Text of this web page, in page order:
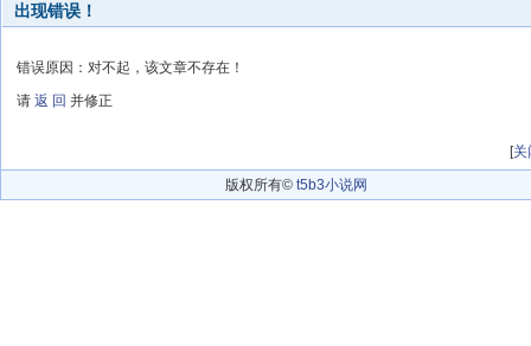
出现错误！
错误原因：对不起，该文章不存在！
请 返 回 并修正
[关
版权所有© t5b3小说网